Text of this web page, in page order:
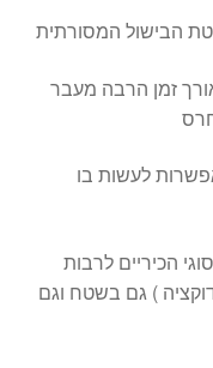
הבישול המסורתית
זמן הרבה מעבר
לעשות בו
הכיריים לרבות
) גם בשטח וגם